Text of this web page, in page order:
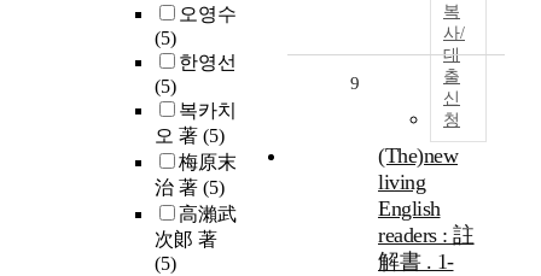
오영수
(5)
한영선
(5)
복카치
오 著 (5)
梅原末
治 著 (5)
高瀨武
次郞 著
(5)
복
사/
대
출
신
청
9
(The)new
living
English
readers : 註
解書 . 1-